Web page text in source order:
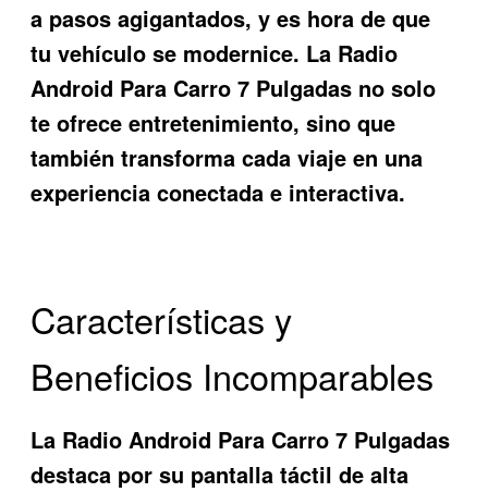
a pasos agigantados, y es hora de que
tu vehículo se modernice. La Radio
Android Para Carro 7 Pulgadas no solo
te ofrece entretenimiento, sino que
también transforma cada viaje en una
experiencia conectada e interactiva.
Características y
Beneficios Incomparables
La Radio Android Para Carro 7 Pulgadas
destaca por su pantalla táctil de alta